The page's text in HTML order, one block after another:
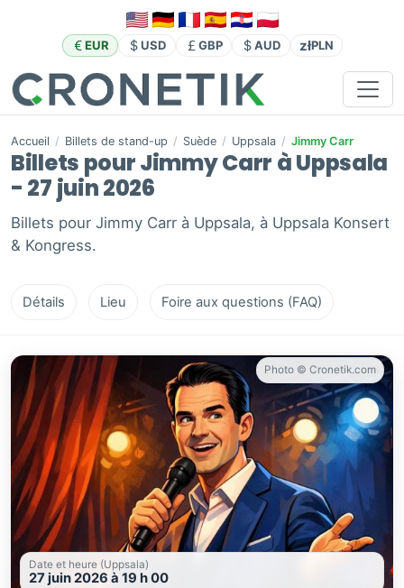
EUR USD GBP AUD złPLN
Accueil / Billets de stand-up / Suède / Uppsala / Jimmy Carr
Billets pour Jimmy Carr à Uppsala
- 27 juin 2026
Billets pour Jimmy Carr à Uppsala, à Uppsala Konsert
& Kongress.
Détails Lieu Foire aux questions (FAQ)
Photo © Cronetik.com
Date et heure (Uppsala)
27 juin 2026 à 19 h 00